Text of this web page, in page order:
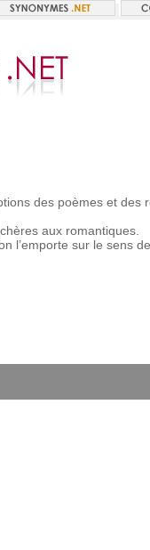
des poèmes et des
chères aux romantiques.
l’emporte sur le sens